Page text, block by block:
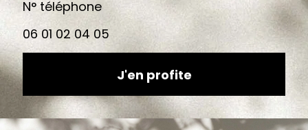
véhicule à deux roues par exemple. Si vous
recherchez un moyen de transport plus rapide
encore, l’achat d’un vélo électrique équipé d’un
moteur d’une puissance supérieure à 250
Watts peut s’avérer avantageux. Ces modèles